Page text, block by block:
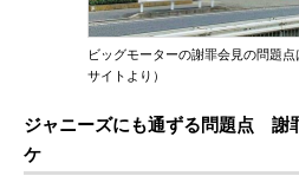
ビッグモーターの謝罪会見の問題
サイトより）
ジャニーズにも通ずる問題点 謝
ケ